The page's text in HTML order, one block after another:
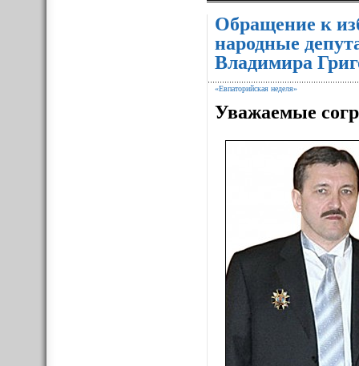
Обращение к
народные
Владимира
«Евпаторийская неделя»
Уважаемые